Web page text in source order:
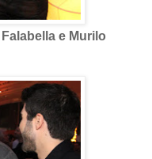
e Murilo